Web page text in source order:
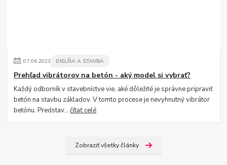
07.06.2023 DIELŇA A STAVBA
Prehľad vibrátorov na betón - aký model si vybrať?
Každý odborník v stavebníctve vie, aké dôležité je správne pripraviť
betón na stavbu základov. V tomto procese je nevyhnutný vibrátor
betónu. Predstav...čítať celé
Zobraziť všetky články